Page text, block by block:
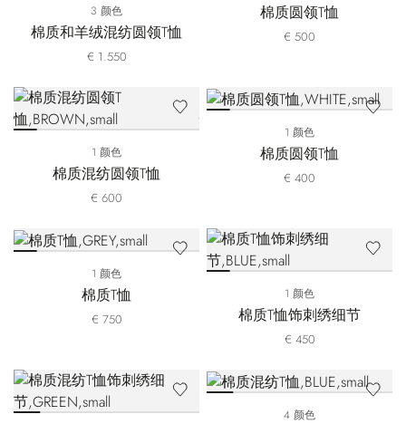
3 颜色
棉质和羊绒混纺圆领T恤
€ 1.550
棉质圆领T恤
€ 500
1 颜色
棉质混纺圆领T恤
€ 600
1 颜色
棉质圆领T恤
€ 400
1 颜色
棉质T恤
€ 750
1 颜色
棉质T恤饰刺绣细节
€ 450
4 颜色